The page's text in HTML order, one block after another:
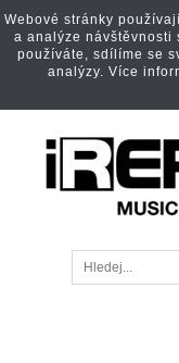
Webové stránky
a analýze návštěvnosti
používáte, sdílíme se
analýzy. Více